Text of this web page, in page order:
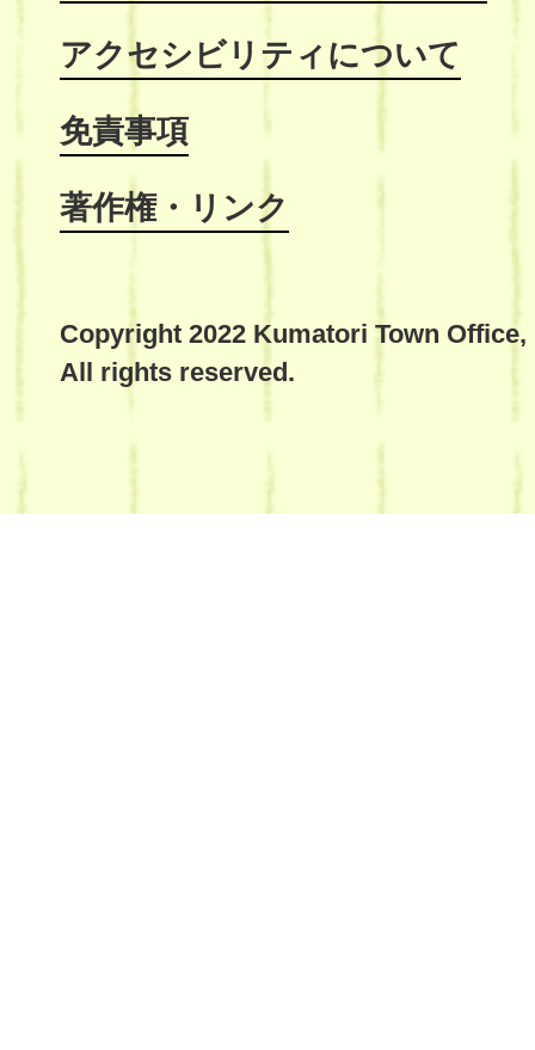
アクセシビリティについて
免責事項
著作権・リンク
Copyright 2022 Kumatori Town Office,
All rights reserved.